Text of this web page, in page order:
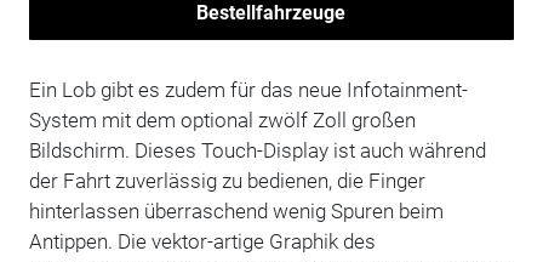
Bestellfahrzeuge
Ein Lob gibt es zudem für das neue Infotainment-
System mit dem optional zwölf Zoll großen
Bildschirm. Dieses Touch-Display ist auch während
der Fahrt zuverlässig zu bedienen, die Finger
hinterlassen überraschend wenig Spuren beim
Antippen. Die vektor-artige Graphik des